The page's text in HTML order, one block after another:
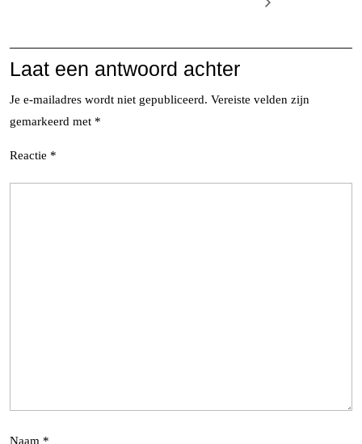
Laat een antwoord achter
Je e-mailadres wordt niet gepubliceerd. Vereiste velden zijn
gemarkeerd met *
Reactie *
Naam *